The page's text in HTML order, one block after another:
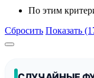
По этим
Сбросить Показать